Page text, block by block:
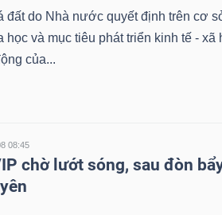
đất do Nhà nước quyết định trên cơ
học và mục tiêu phát triển kinh tế - xã
của...
08:45
chờ lướt sóng, sau đòn